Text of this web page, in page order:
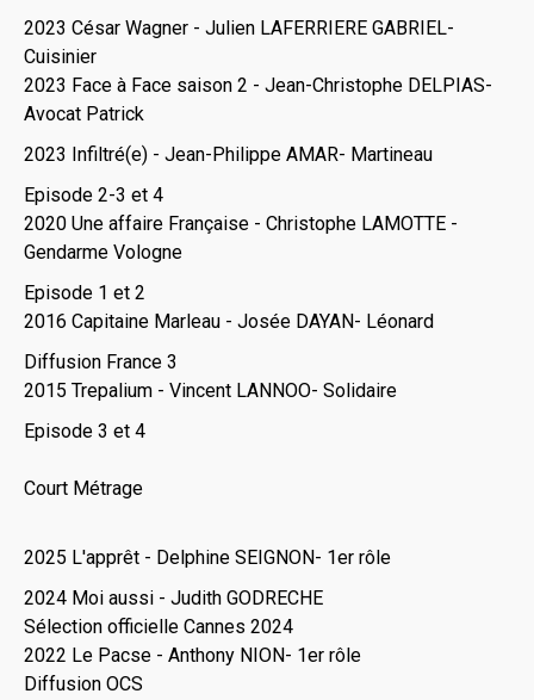
2023 César Wagner - Julien LAFERRIERE GABRIEL-
Cuisinier
2023 Face à Face saison 2 - Jean-Christophe DELPIAS-
Avocat Patrick
2023 Infiltré(e) - Jean-Philippe AMAR- Martineau
Episode 2-3 et 4
2020 Une affaire Française - Christophe LAMOTTE -
Gendarme Vologne
Episode 1 et 2
2016 Capitaine Marleau - Josée DAYAN- Léonard
Diffusion France 3
2015 Trepalium - Vincent LANNOO- Solidaire
Episode 3 et 4
Court Métrage
2025 L'apprêt - Delphine SEIGNON- 1er rôle
2024 Moi aussi - Judith GODRECHE
Sélection officielle Cannes 2024
2022 Le Pacse - Anthony NION- 1er rôle
Diffusion OCS